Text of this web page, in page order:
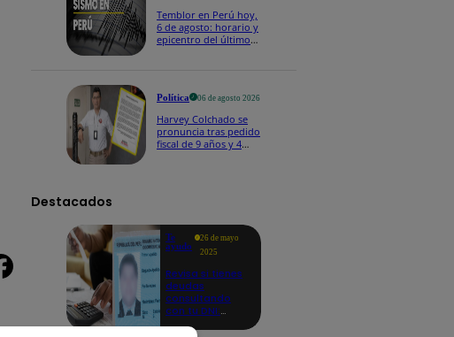
Temblor en Perú hoy,
6 de agosto: horario y
epicentro del último
Política 06 de agosto 2026
Harvey Colchado se
pronuncia tras pedido
fiscal de 9 años y 4
Destacados
Te
ayudo
26 de mayo
2025
Revisa si tienes
deudas
consultando
con tu DNI: